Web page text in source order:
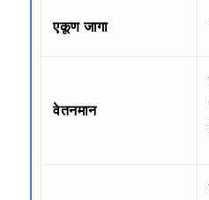
एकूण जागा
वेतनमान